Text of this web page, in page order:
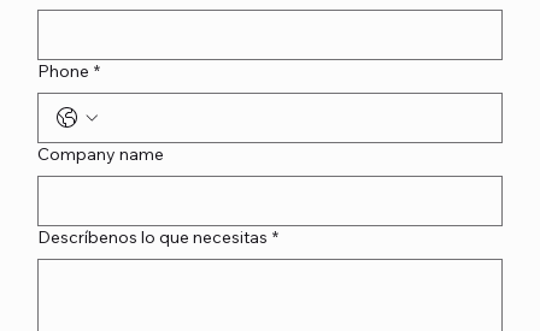
Phone *
Company name
Descríbenos lo que necesitas *